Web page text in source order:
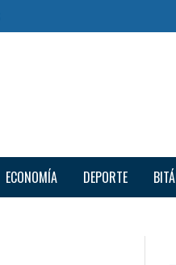
ECONOMÍA DEPORTE